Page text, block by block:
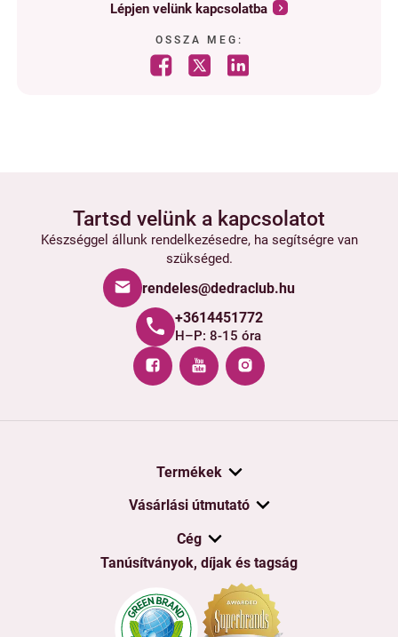
Lépjen velünk kapcsolatba
OSSZA MEG:
Tartsd velünk a kapcsolatot
Készséggel állunk rendelkezésedre, ha segítségre van
szükséged.
rendeles@dedraclub.hu
+3614451772
H–P: 8-15 óra
Termékek
Vásárlási útmutató
Cég
Tanúsítványok, díjak és tagság